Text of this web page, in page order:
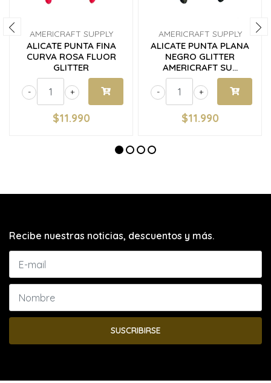
AMERICRAFT SUPPLY
ALICATE PUNTA FINA
CURVA ROSA FLUOR
GLITTER
+
-
$11.990
AMERICRAFT SUPPLY
ALICATE PUNTA PLANA
NEGRO GLITTER
AMERICRAFT SU...
+
-
$11.990
Recibe nuestras noticias, descuentos y más.
SUSCRIBIRSE